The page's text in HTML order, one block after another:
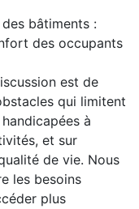
bâtiments :
des occupants
est de
qui limitent
à
et sur
de vie. Nous
les besoins
plus